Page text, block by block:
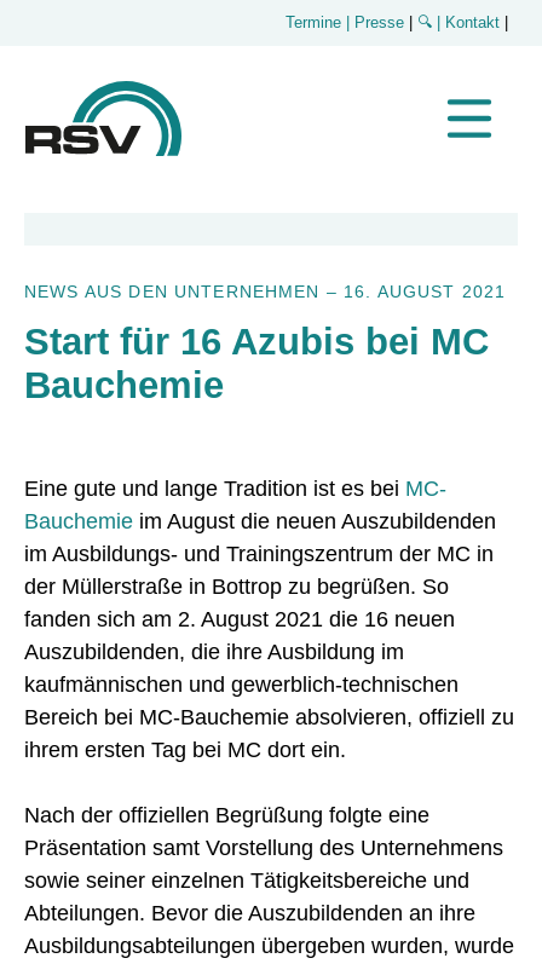
Termine | Presse 🔍 | Kontakt
NEWS AUS DEN UNTERNEHMEN – 16. AUGUST 2021
Start für 16 Azubis bei MC
Bauchemie
Eine gute und lange Tradition ist es bei MC-
Bauchemie im August die neuen Auszubildenden
im Ausbildungs- und Trainingszentrum der MC in
der Müllerstraße in Bottrop zu begrüßen. So
fanden sich am 2. August 2021 die 16 neuen
Auszubildenden, die ihre Ausbildung im
kaufmännischen und gewerblich-technischen
Bereich bei MC-Bauchemie absolvieren, offiziell zu
ihrem ersten Tag bei MC dort ein.
Nach der offiziellen Begrüßung folgte eine
Präsentation samt Vorstellung des Unternehmens
sowie seiner einzelnen Tätigkeitsbereiche und
Abteilungen. Bevor die Auszubildenden an ihre
Ausbildungsabteilungen übergeben wurden, wurde